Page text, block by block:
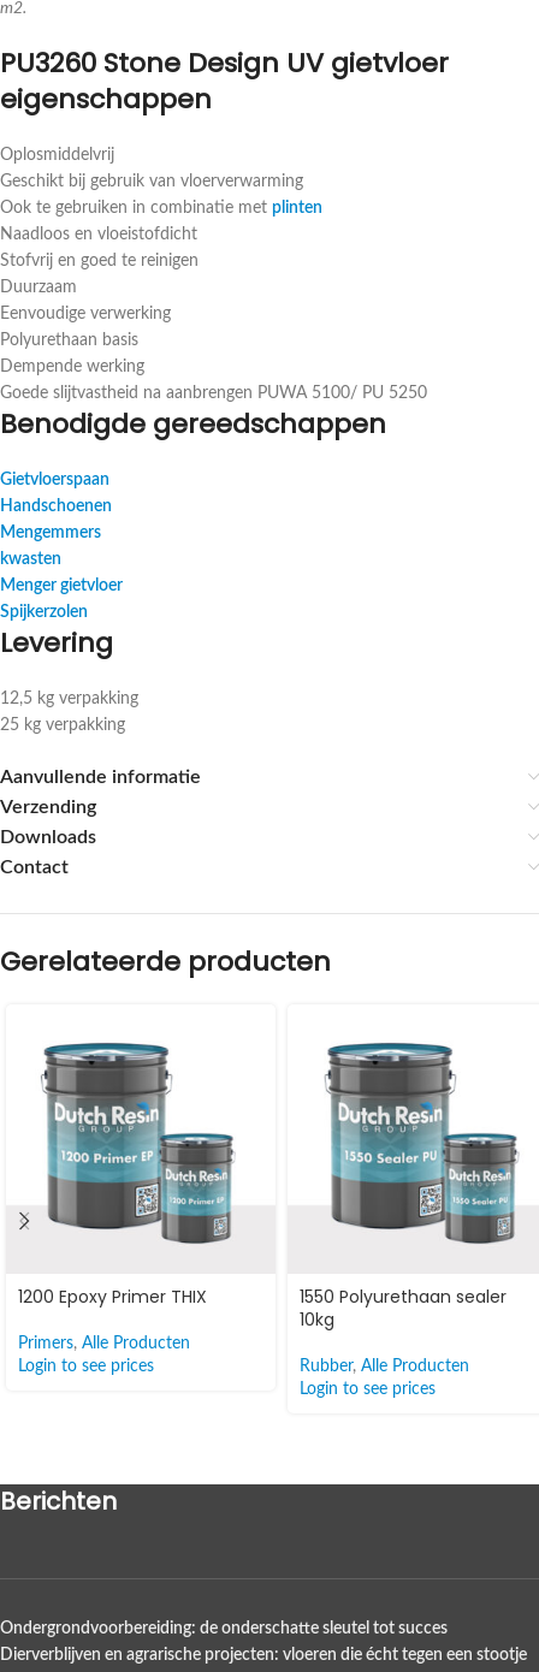
m2.
PU3260 Stone Design UV gietvloer
eigenschappen
Oplosmiddelvrij
Geschikt bij gebruik van vloerverwarming
Ook te gebruiken in combinatie met plinten
Naadloos en vloeistofdicht
Stofvrij en goed te reinigen
Duurzaam
Eenvoudige verwerking
Polyurethaan basis
Dempende werking
Goede slijtvastheid na aanbrengen PUWA 5100/ PU 5250
Benodigde gereedschappen
Gietvloerspaan
Handschoenen
Mengemmers
kwasten
Menger gietvloer
Spijkerzolen
Levering
12,5 kg verpakking
25 kg verpakking
Aanvullende informatie
Verzending
Downloads
Contact
Gerelateerde producten
1200 Epoxy Primer THIX
Primers, Alle Producten
Login to see prices
1550 Polyurethaan sealer
10kg
Rubber, Alle Producten
Login to see prices
Berichten
Ondergrondvoorbereiding: de onderschatte sleutel tot succes
Dierverblijven en agrarische projecten: vloeren die écht tegen een stootje